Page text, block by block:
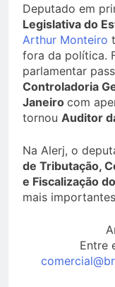
Deputado em
Legislativa do
Arthur Monteiro
fora da política.
parlamentar
Controladoria
Janeiro com
tornou Auditor
Na Alerj, o
de Tributação,
e Fiscalização
mais
Entre